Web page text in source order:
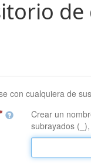
con cualquiera de
Crear un
subrayados